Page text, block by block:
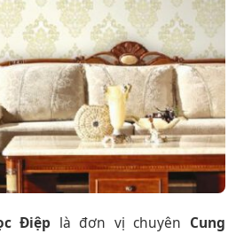
Điệp là đơn vị chuyên Cung